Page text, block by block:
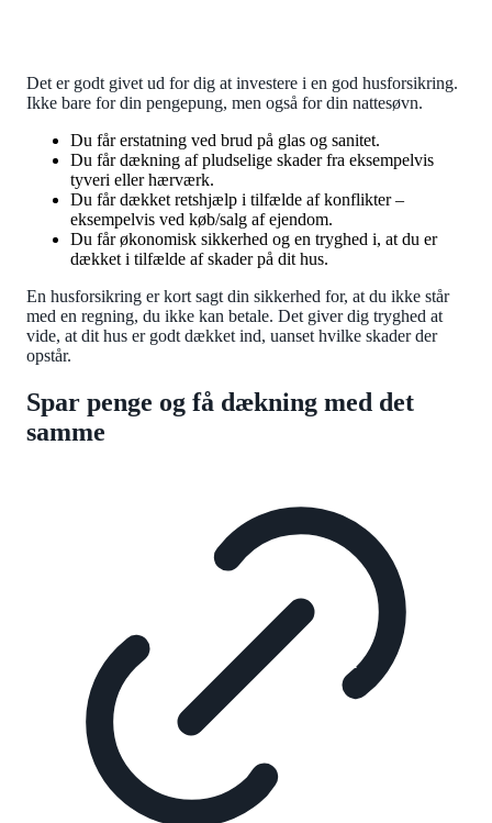
Det er godt givet ud for dig at investere i en god husforsikring.
Ikke bare for din pengepung, men også for din nattesøvn.
Du får erstatning ved brud på glas og sanitet.
Du får dækning af pludselige skader fra eksempelvis
tyveri eller hærværk.
Du får dækket retshjælp i tilfælde af konflikter –
eksempelvis ved køb/salg af ejendom.
Du får økonomisk sikkerhed og en tryghed i, at du er
dækket i tilfælde af skader på dit hus.
En husforsikring er kort sagt din sikkerhed for, at du ikke står
med en regning, du ikke kan betale. Det giver dig tryghed at
vide, at dit hus er godt dækket ind, uanset hvilke skader der
opstår.
Spar penge og få dækning med det
samme